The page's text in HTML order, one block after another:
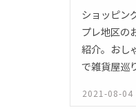
ショッピン
プレ地区の
紹介。おし
で雑貨屋巡
投
稿
日:
2021-08-04